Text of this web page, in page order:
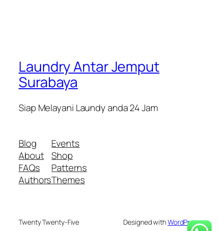
Laundry Antar Jemput
Surabaya
Siap Melayani Laundy anda 24 Jam
Blog
About
FAQs
Authors
Events
Shop
Patterns
Themes
Twenty Twenty-Five Designed withWordPress